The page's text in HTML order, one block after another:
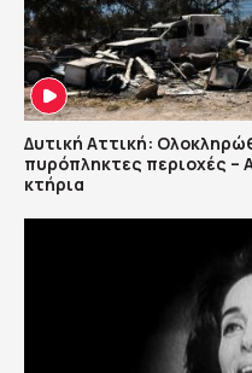
Δυτική Αττική:
πυρόπληκτες περιοχές –
κτήρια